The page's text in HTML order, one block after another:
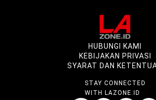
HUBUNGI KAMI
KEBIJAKAN PRIVASI
SYARAT DAN
STAY CONNECTED
WITH LAZONE.ID